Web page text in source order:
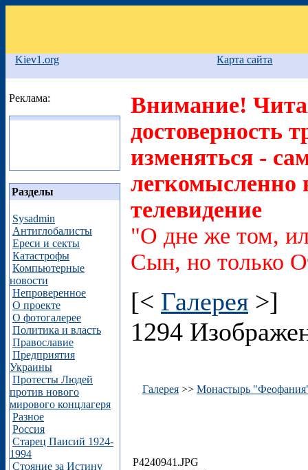
Kiev1.org Карта сайта
Реклама:
Разделы
Sysadmin
Антиглобалисты
Ереси и секты
Катастрофы
Компьютерные
новости
Непроверенное
О проекте
О фотогалерее
Политика и власть
Православие
Предприятия
Украины
Протесты Людей
против нового
мирового концлагеря
Разное
Россия
Старец Паисий 1924-
1994
Стояние за Истину
Внимание!
достоверность
изменяться -
легкомысленно
телевидение
"О дне же том,
Сын, но только
[< Галерея >]
1294
Галерея >> Монастырь
P4240941.JPG